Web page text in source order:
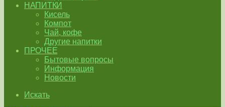
НАПИТКИ
Кисель
Компот
Чай, кофе
Другие напитки
ПРОЧЕЕ
Бытовые вопросы
Информация
Новости
Искать